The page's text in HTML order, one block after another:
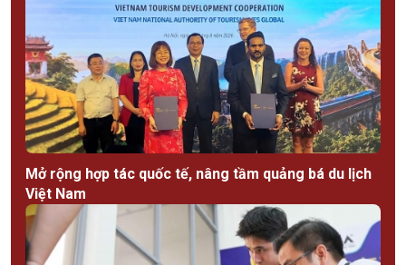
Mở rộng hợp tác quốc tế, nâng tầm quảng bá du lịch
Việt Nam